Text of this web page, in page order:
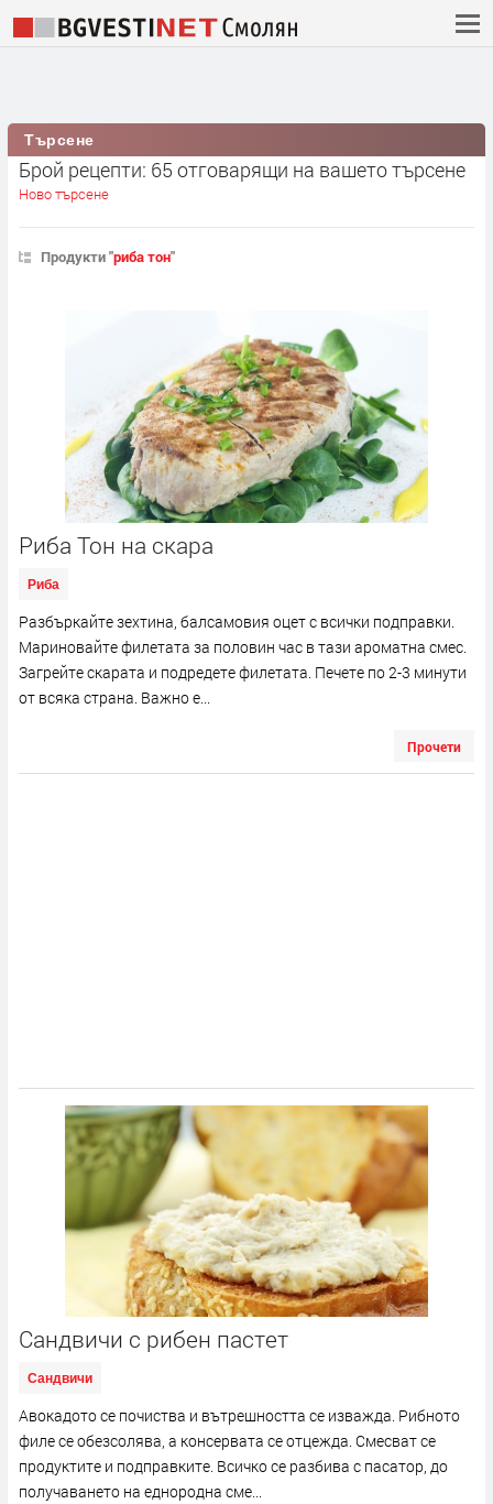
Търсене
Брой рецепти: 65 отговарящи на вашето търсене
Ново търсене
Продукти "риба тон"
Риба Тон на скара
Риба
Разбъркайте зехтина, балсамовия оцет с всички подправки.
Мариновайте филетата за половин час в тази ароматна смес.
Загрейте скарата и подредете филетата. Печете по 2-3 минути
от всяка страна. Важно е...
Прочети
Сандвичи с рибен пастет
Сандвичи
Авокадото се почиства и вътрешността се изважда. Рибното
филе се обезсолява, а консервата се отцежда. Смесват се
продуктите и подправките. Всичко се разбива с пасатор, до
получаването на еднородна сме...